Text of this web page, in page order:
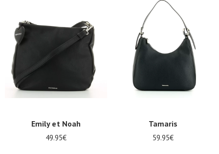
Emily et Noah
49.95€
Tamaris
59.95€